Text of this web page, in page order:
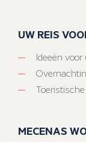
UW REIS
Ideeën
MECENAS